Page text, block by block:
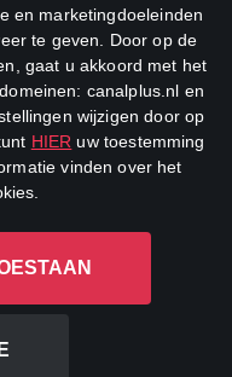
en marketingdoeleinden
te geven. Door op de
gaat u akkoord met het
canalplus.nl en
wijzigen door op
HIER uw toestemming
vinden over het
Channel
Borschette 4, L-1246